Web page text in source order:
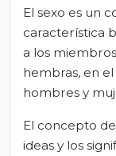
El sexo es un
característica
a los
hembras, en
hombres y
El concepto
ideas y los